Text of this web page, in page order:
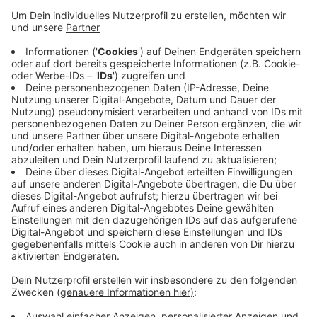
nicht mehr da. Die Polizei bittet Zeuginnen und
wonach Anwohnerinnen und Anwohner das
Problem selbst in die Hand nehmen wollen,
reagiert die Polizei deutlich: Das ist Sache der
Polizei. Bei Hinweisen auf ähnliche Vorgänge
sollten die Menschen sofort die 110 rufen, das sei
die einfachste und effizienteste Lösung, die Täter
zu finden.
Veröffentlicht:Mittwoch, 14.05.2025 14:39
Anzeige